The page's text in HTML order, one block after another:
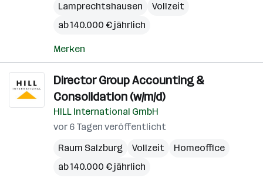
Lamprechtshausen
Vollzeit
ab 140.000 € jährlich
Merken
Director Group Accounting &
Consolidation (w/m/d)
HILL International GmbH
vor 6 Tagen veröffentlicht
Raum Salzburg
Vollzeit
Homeoffice
ab 140.000 € jährlich